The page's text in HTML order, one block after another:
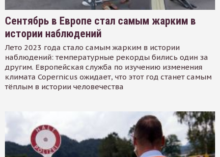
Сентябрь в Европе стал самым жарким в
истории наблюдений
Лето 2023 года стало самым жарким в истории
наблюдений: температурные рекорды бились один за
другим. Европейская служба по изучению изменения
климата Copernicus ожидает, что этот год станет самым
тёплым в истории человечества